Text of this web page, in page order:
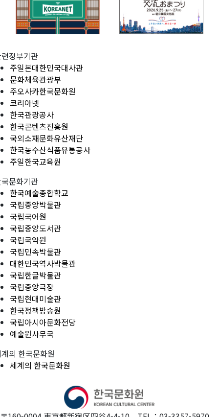
정부기관
주일본대한민국대사관
문화체육관광부
주오사카한국문화원
코리아넷
한국관광공사
한국콘텐츠진흥원
국외소재문화유산재단
한국농수산식품유통공사
주일한국교육원
문화기관
한국예술종합학교
국립중앙박물관
국립국어원
국립중앙도서관
국립국악원
국립민속박물관
대한민국역사박물관
국립한글박물관
국립중앙극장
국립현대미술관
한국정책방송원
국립아시아문화전당
예술원사무국
의 한국문화원
세계의 한국문화원